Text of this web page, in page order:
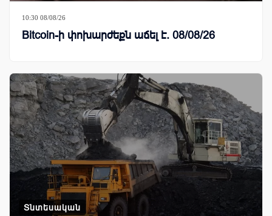
10:30 08/08/26
Bitcoin-ի փոխարժեքն աճել է. 08/08/26
Տնտեսական